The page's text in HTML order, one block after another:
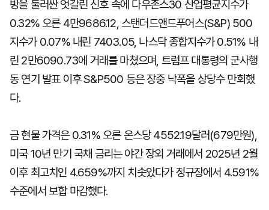
방을 둘러싼 엇갈린 신호 속에 다우존스30 산업평균지수가
0.32% 오른 4만9686.12, 스탠더드앤드푸어스(S&P) 500
지수가 0.07% 내린 7403.05, 나스닥 종합지수가 0.51% 내
린 2만6090.73에 거래를 마쳤으며, 트럼프 대통령의 군사행
동 연기 발표 이후 S&P500 등은 장중 낙폭을 상당수 만회했
다.
금 현물 가격은 0.31% 오른 온스당 4552.19달러(679만원),
미국 10년 만기 국채 금리는 야간 장외 거래에서 2025년 2월
이후 최고치인 4.659%까지 치솟았다가 정규장에서 4.591%
수준에서 보합 마감했다.